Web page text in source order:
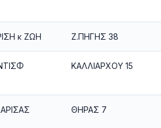
κ ΖΩΗ Ζ.ΠΗΓΗΣ 38
ΚΑΛΛΙΑΡΧΟΥ 15
ΘΗΡΑΣ 7